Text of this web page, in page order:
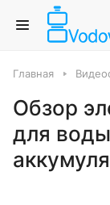
Главная
Обзор
для